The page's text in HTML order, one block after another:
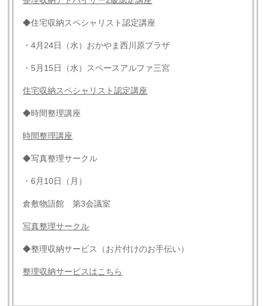
◆住宅収納スペシャリスト認定講座
・4月24日（水）おかやま西川原プラザ
・5月15日（水）スペースアルファ三宮
住宅収納スペシャリスト認定講座
◆時間整理講座
時間整理講座
◆写真整理サークル
・6月10日（月）
倉敷物語館 第3会議室
写真整理サークル
◆整理収納サービス（お片付けのお手伝い）
整理収納サービスはこちら